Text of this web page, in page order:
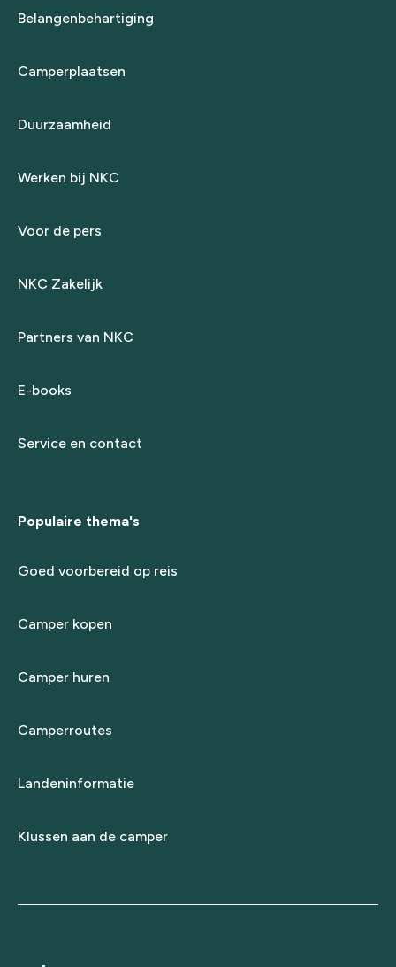
Belangenbehartiging
Camperplaatsen
Duurzaamheid
Werken bij NKC
Voor de pers
NKC Zakelijk
Partners van NKC
E-books
Service en contact
Populaire thema's
Goed voorbereid op reis
Camper kopen
Camper huren
Camperroutes
Landeninformatie
Klussen aan de camper